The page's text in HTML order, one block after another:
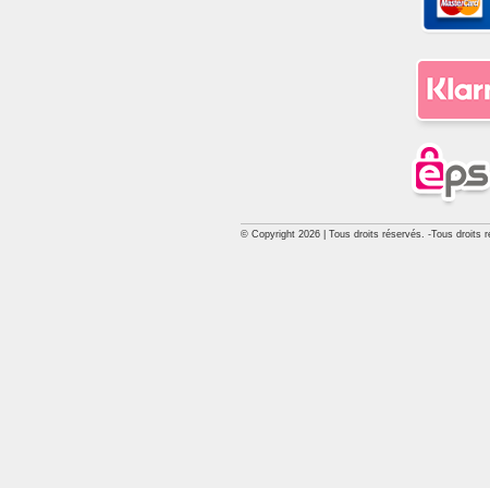
© Copyright 2026 | Tous droits réservés. -Tous droits